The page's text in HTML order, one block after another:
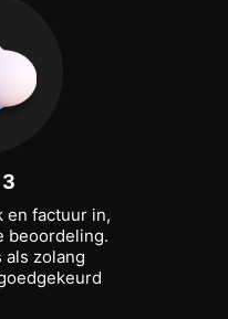
en factuur in,
beoordeling.
zolang